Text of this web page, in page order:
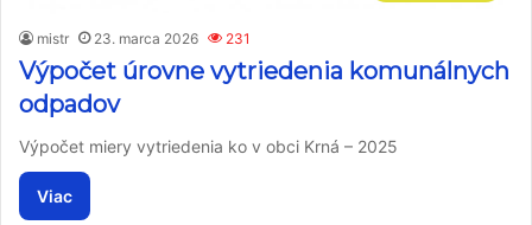
mistr 23. marca 2026 231
Výpočet úrovne vytriedenia komunálnych
odpadov
Výpočet miery vytriedenia ko v obci Krná – 2025
Viac